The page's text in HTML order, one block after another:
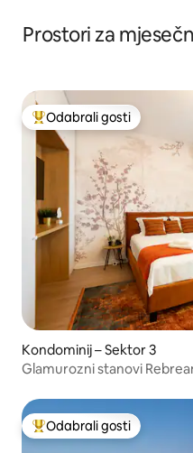
Prostori za
Među najviše rangiranima
Odabrali gosti
Kondominij – Sektor 3
Glamurozni stanovi
Među najviše rangiranima
Odabrali gosti